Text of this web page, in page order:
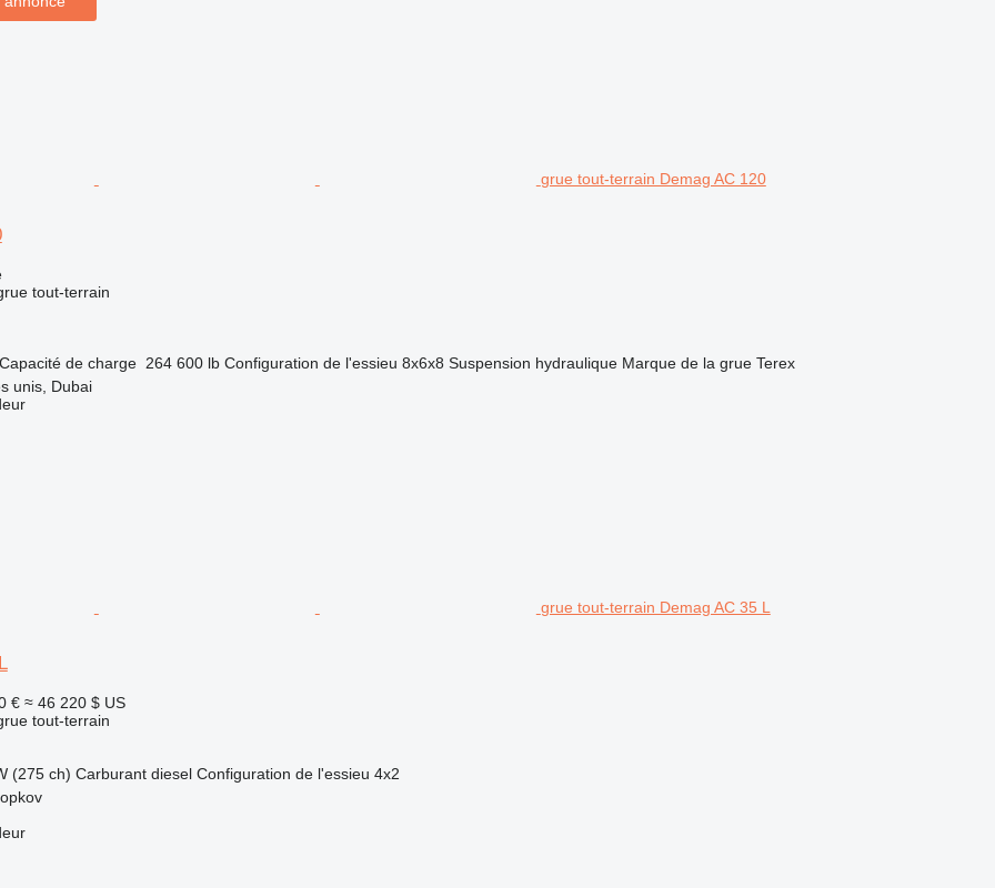
grue tout-terrain Demag AC 120
tout-terrain
Capacité de charge 264 600 lb Configuration de l'essieu 8x6x8 Suspension hydraulique Marque de la grue Terex
unis, Dubai
grue tout-terrain Demag AC 35 L
€ ≈ 46 220 $ US
tout-terrain
(275 ch) Carburant diesel Configuration de l'essieu 4x2